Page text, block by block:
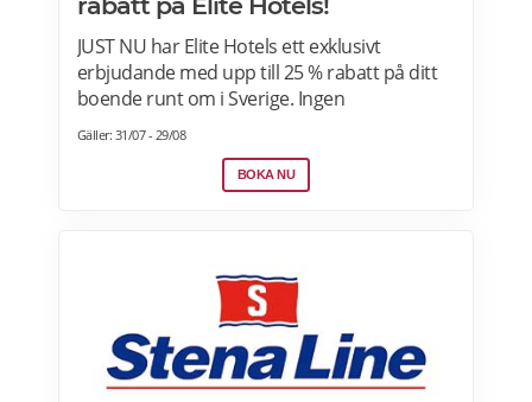
JUST NU har Elite Hotels ett exklusivt
erbjudande med upp till 25 % rabatt på ditt
boende runt om i Sverige. Ingen
förskottsbetalning krävs. Avbokningsbart
Gäller: 31/07 - 29/08
BOKA NU